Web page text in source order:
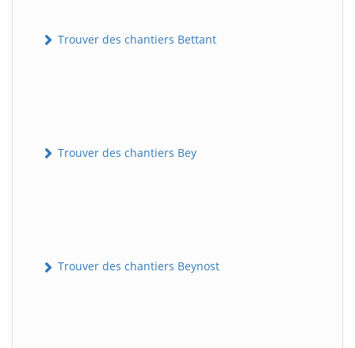
Trouver des chantiers Bettant
Trouver des chantiers Bey
Trouver des chantiers Beynost